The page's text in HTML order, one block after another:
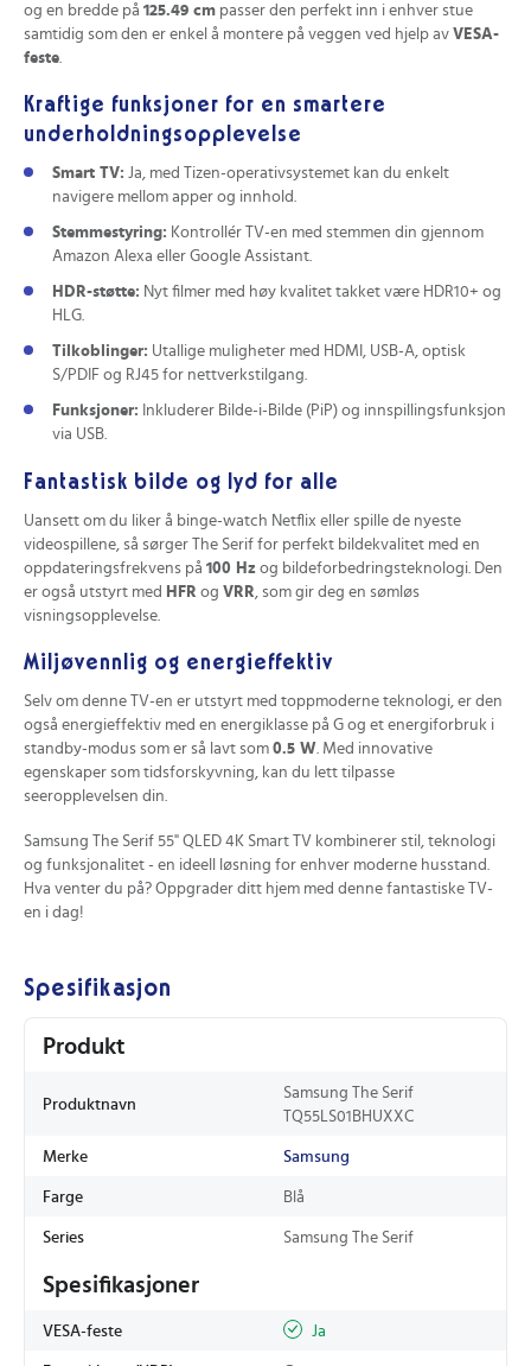
og en bredde på 125.49 cm passer den perfekt inn i enhver stue
samtidig som den er enkel å montere på veggen ved hjelp av VESA-
feste.
Kraftige funksjoner for en smartere
underholdningsopplevelse
Smart TV: Ja, med Tizen-operativsystemet kan du enkelt
navigere mellom apper og innhold.
Stemmestyring: Kontrollér TV-en med stemmen din gjennom
Amazon Alexa eller Google Assistant.
HDR-støtte: Nyt filmer med høy kvalitet takket være HDR10+ og
HLG.
Tilkoblinger: Utallige muligheter med HDMI, USB-A, optisk
S/PDIF og RJ45 for nettverkstilgang.
Funksjoner: Inkluderer Bilde-i-Bilde (PiP) og innspillingsfunksjon
via USB.
Fantastisk bilde og lyd for alle
Uansett om du liker å binge-watch Netflix eller spille de nyeste
videospillene, så sørger The Serif for perfekt bildekvalitet med en
oppdateringsfrekvens på 100 Hz og bildeforbedringsteknologi. Den
er også utstyrt med HFR og VRR , som gir deg en sømløs
visningsopplevelse.
Miljøvennlig og energieffektiv
Selv om denne TV-en er utstyrt med toppmoderne teknologi, er den
også energieffektiv med en energiklasse på G og et energiforbruk i
standby-modus som er så lavt som 0.5 W . Med innovative
egenskaper som tidsforskyvning, kan du lett tilpasse
seeropplevelsen din.
Samsung The Serif 55" QLED 4K Smart TV kombinerer stil, teknologi
og funksjonalitet - en ideell løsning for enhver moderne husstand.
Hva venter du på? Oppgrader ditt hjem med denne fantastiske TV-
en i dag!
Spesifikasjon
Produkt
Produktnavn
Samsung The Serif
TQ55LS01BHUXXC
Merke Samsung
Farge Blå
Series Samsung The Serif
Spesifikasjoner
VESA-feste Ja